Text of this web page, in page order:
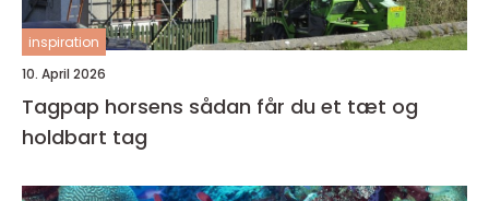
inspiration
10. April 2026
Tagpap horsens sådan får du et tæt og
holdbart tag